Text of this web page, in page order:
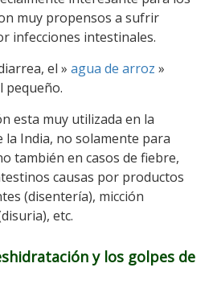
muy propensos a sufrir
infecciones intestinales.
el » agua de arroz »
pequeño.
esta muy utilizada en la
la India, no solamente para
también en casos de fiebre,
causas por productos
(disentería), micción
etc.
y los golpes de